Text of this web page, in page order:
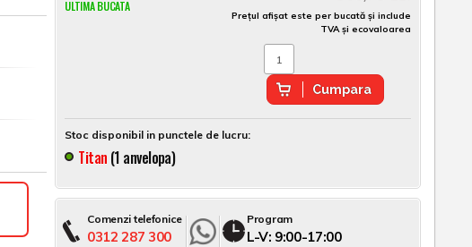
ULTIMA BUCATA
Prețul afișat este per bucată și include
TVA și ecovaloarea
Cumpara
Stoc disponibil in punctele de lucru:
Titan (1 anvelopa)
Comenzi telefonice
0312 287 300
Program
L-V: 9:00-17:00